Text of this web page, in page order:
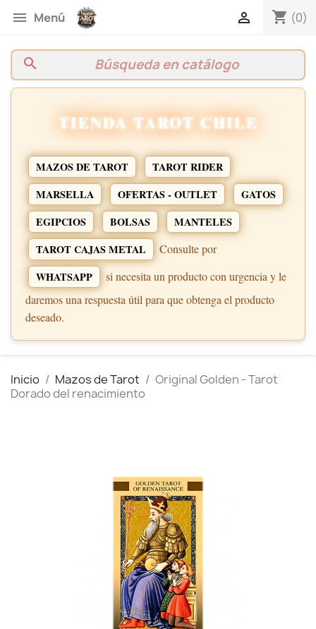
 Menú shopping_cart (0)

search
TIENDA TAROT CHILE
MAZOS DE TAROT
TAROT RIDER
MARSELLA
OFERTAS - OUTLET
GATOS
EGIPCIOS
BOLSAS
MANTELES
TAROT CAJAS METAL
Consulte por
WHATSAPP
si necesita un producto con urgencia y le
daremos una respuesta útil para que obtenga el producto
deseado.
Inicio Mazos de Tarot
Original Golden - Tarot
Dorado del renacimiento